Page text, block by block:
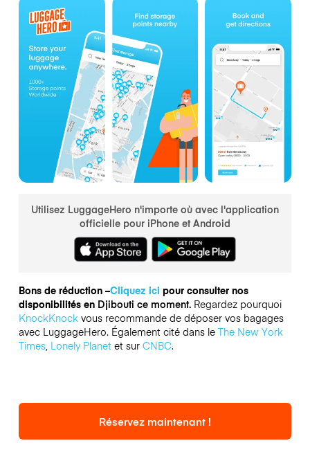
Utilisez LuggageHero n'importe où avec l'application
officielle pour iPhone et Android
Bons de réduction –Cliquez ici pour consulter nos
disponibilités en Djibouti ce moment. Regardez pourquoi
KnockKnockvous recommande de déposer vos bagages
avec LuggageHero. Également cité dans le The New York
Times, Lonely Planetet sur CNBC.
Réservez maintenant !